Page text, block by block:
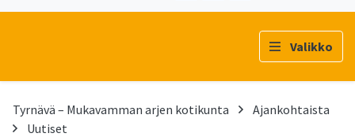
Valikko
Tyrnävä – Mukavamman arjen kotikunta
Ajankohtaista
Uutiset